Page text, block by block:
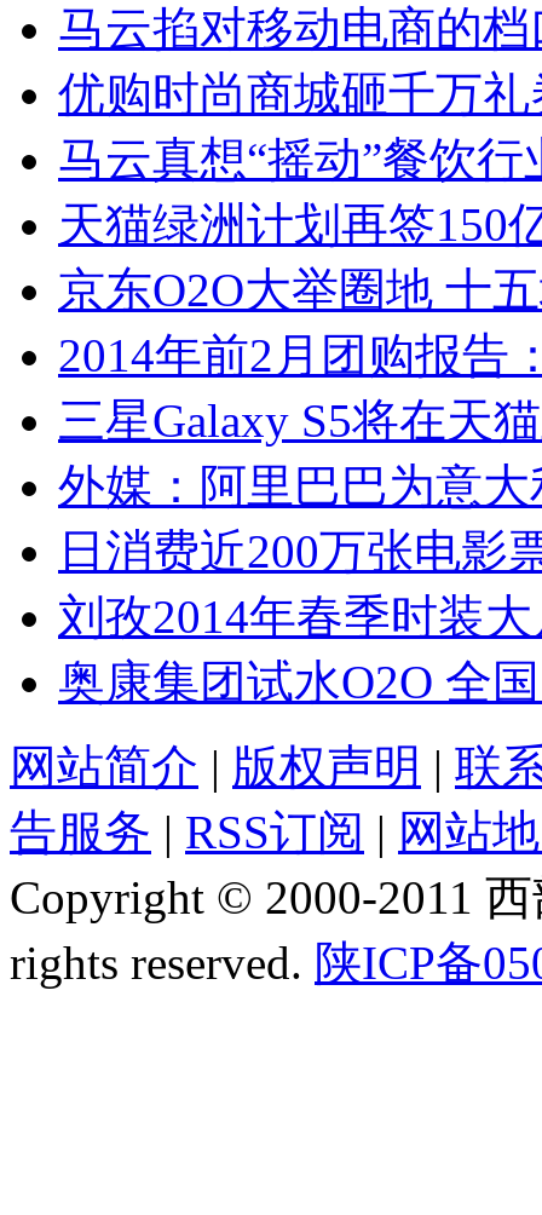
马云掐对移动电商的
优购时尚商城砸千万
马云真想“摇动”餐饮
天猫绿洲计划再签150
京东O2O大举圈地 十
2014年前2月团购报告
三星Galaxy S5将在天
外媒：阿里巴巴为意
日消费近200万张电影
刘孜2014年春季时装
奥康集团试水O2O 全
网站简介 | 版权声明 | 联
告服务 | RSS订阅 | 网站
Copyright © 2000-2011
rights reserved. 陕ICP备